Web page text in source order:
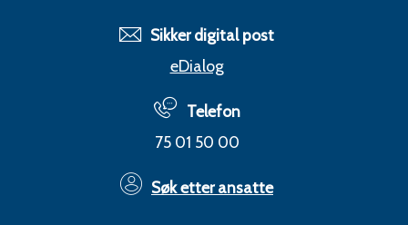
Sikker digital post
eDialog
Telefon
75 01 50 00
Søk etter ansatte